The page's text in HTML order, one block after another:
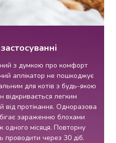
з думкою про комфорт
аплікатор не пошкоджує
для котів з будь-якою
відкривається легким
протікання. Одноразова
зараженню блохами
місяця. Повторну
проводити через 30 діб.